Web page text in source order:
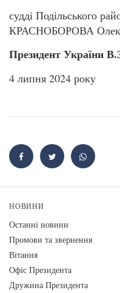
судді Подільського
КРАСНОБОРОВА
Президент
4 липня 2024 року
НОВИНИ
Останні новини
Промови та звернення
Вiтання
Офіс Президента
Дружина Президента